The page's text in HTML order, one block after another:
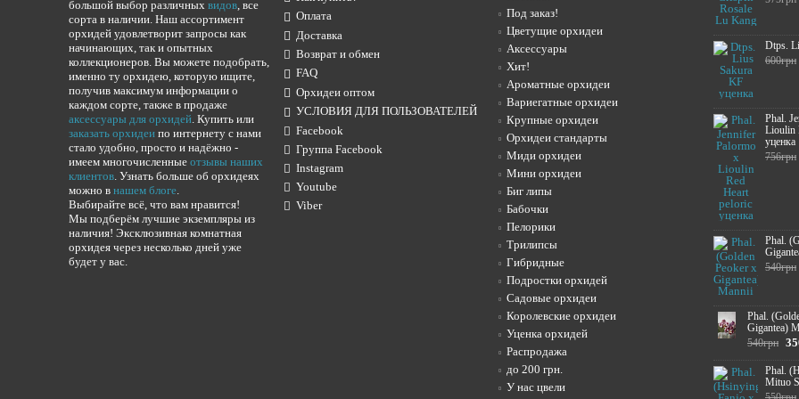
большой выбор различных видов, все
сорта в наличии. Наш ассортимент
орхидей удовлетворит запросы как
начинающих, так и опытных
коллекционеров. Вы можете подобрать,
именно ту орхидею, которую ищите,
получив максимум информации о
каждом сорте, также в продаже
аксессуары для орхидей. Купить или
заказать орхидеи по интернету с нами
стало удобно, просто и надёжно -
имеем многочисленные отзывы наших
клиентов. Узнать больше об орхидеях
можно в нашем блоге.
Выбирайте всё, что вам нравится!
Мы подберём лучшие экземпляры из
наличия! Эксклюзивная комнатная
орхидея через несколько дней уже
будет у вас.
Оплата
Доставка
Возврат и обмен
FAQ
Орхидеи оптом
УСЛОВИЯ ДЛЯ ПОЛЬЗОВАТЕЛЕЙ
Facebook
Группа Facebook
Instagram
Youtube
Viber
Под заказ!
Цветущие орхидеи
Аксессуары
Хит!
Ароматные орхидеи
Вариегатные орхидеи
Крупные орхидеи
Орхидеи стандарты
Миди орхидеи
Мини орхидеи
Биг липы
Бабочки
Пелорики
Трилипсы
Гибридные
Подростки орхидей
Садовые орхидеи
Королевские орхидеи
Уценка орхидей
Распродажа
до 200 грн.
У нас цвели
Dtps.
600грн
Phal.
Lioulin
уценка
756грн
Phal.
540грн
Phal.
Gigantea)
540грн
Phal.
Mituo